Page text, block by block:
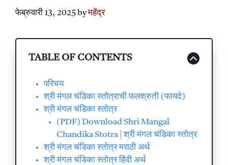
फेब्रुवारी 13, 2025 byमहेंद्र
TABLE OF CONTENTS
परिचय
श्री मंगल चंडिका स्तोत्राची फलश्रुती (फायदे)
श्री मंगल चंडिका स्तोत्र
(PDF) Download Shri Mangal
Chandika Stotra | श्री मंगल चंडिका स्तोत्र
श्री मंगल चंडिका स्तोत्र मराठी अर्थ
श्री मंगल चंडिका स्तोत्र हिंदी अर्थ